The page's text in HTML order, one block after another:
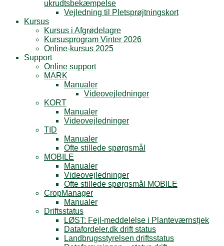
ukrudtsbekæmpelse
Vejledning til Pletsprøjtningskort
Kursus
Kursus i Afgrødelagre
Kursusprogram Vinter 2026
Online-kursus 2025
Support
Online support
MARK
Manualer
Videovejledninger
KORT
Manualer
Videovejledninger
TID
Manualer
Ofte stillede spørgsmål
MOBILE
Manualer
Videovejledninger
Ofte stillede spørgsmål MOBILE
CropManager
Manualer
Driftsstatus
LØST: Fejl-meddelelse i Planteværnstjek
Datafordeler.dk drift status
Landbrugsstyrelsen driftsstatus